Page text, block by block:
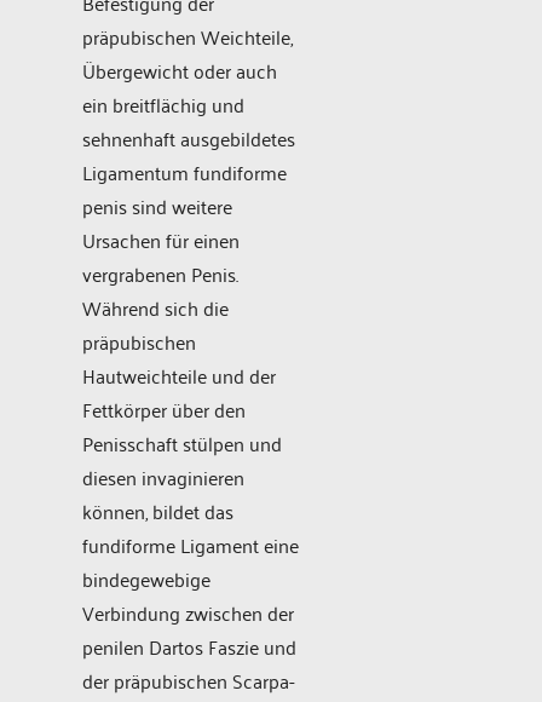
präpubischen Weichteile,
Übergewicht oder auch
ein breitflächig und
sehnenhaft ausgebildetes
Ligamentum fundiforme
penis sind weitere
Ursachen für einen
vergrabenen Penis.
Während sich die
präpubischen
Hautweichteile und der
Fettkörper über den
Penisschaft stülpen und
diesen invaginieren
können, bildet das
fundiforme Ligament eine
bindegewebige
Verbindung zwischen der
penilen Dartos Faszie und
der präpubischen Scarpa-